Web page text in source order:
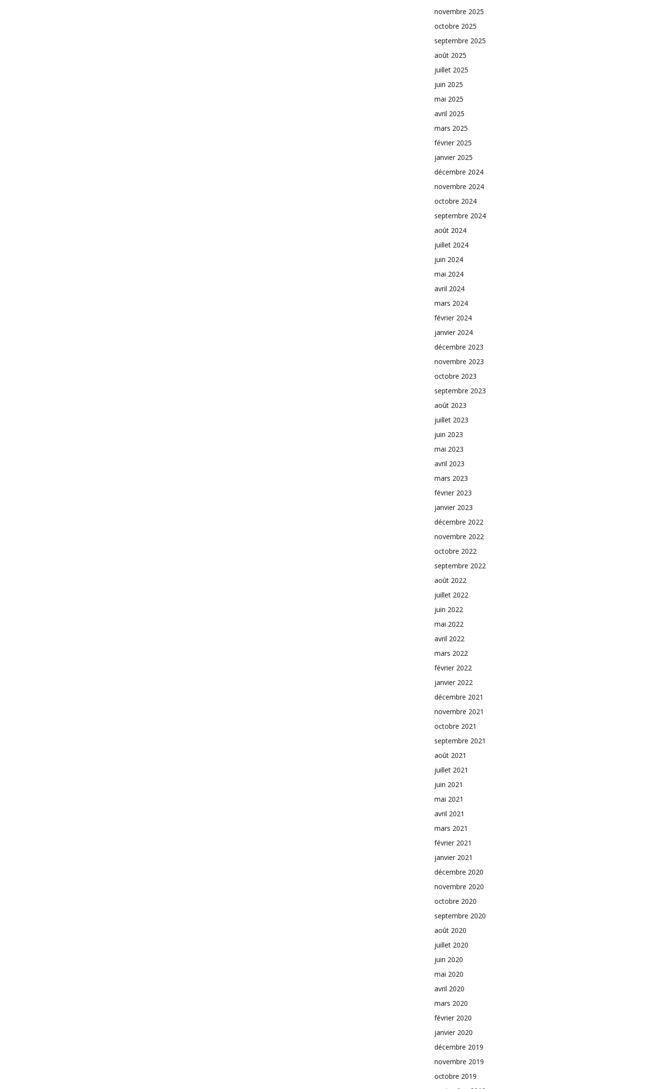
novembre 2025
octobre 2025
septembre 2025
août 2025
juillet 2025
juin 2025
mai 2025
avril 2025
mars 2025
février 2025
janvier 2025
décembre 2024
novembre 2024
octobre 2024
septembre 2024
août 2024
juillet 2024
juin 2024
mai 2024
avril 2024
mars 2024
février 2024
janvier 2024
décembre 2023
novembre 2023
octobre 2023
septembre 2023
août 2023
juillet 2023
juin 2023
mai 2023
avril 2023
mars 2023
février 2023
janvier 2023
décembre 2022
novembre 2022
octobre 2022
septembre 2022
août 2022
juillet 2022
juin 2022
mai 2022
avril 2022
mars 2022
février 2022
janvier 2022
décembre 2021
novembre 2021
octobre 2021
septembre 2021
août 2021
juillet 2021
juin 2021
mai 2021
avril 2021
mars 2021
février 2021
janvier 2021
décembre 2020
novembre 2020
octobre 2020
septembre 2020
août 2020
juillet 2020
juin 2020
mai 2020
avril 2020
mars 2020
février 2020
janvier 2020
décembre 2019
novembre 2019
octobre 2019